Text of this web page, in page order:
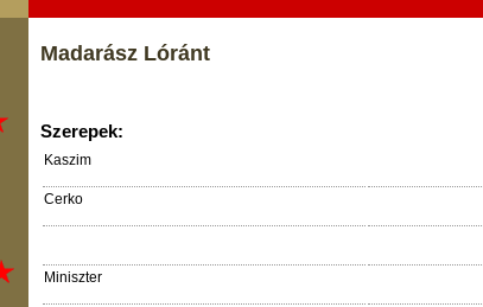
Madarász Lóránt
Szerepek:
Kaszim
Cerko
Miniszter